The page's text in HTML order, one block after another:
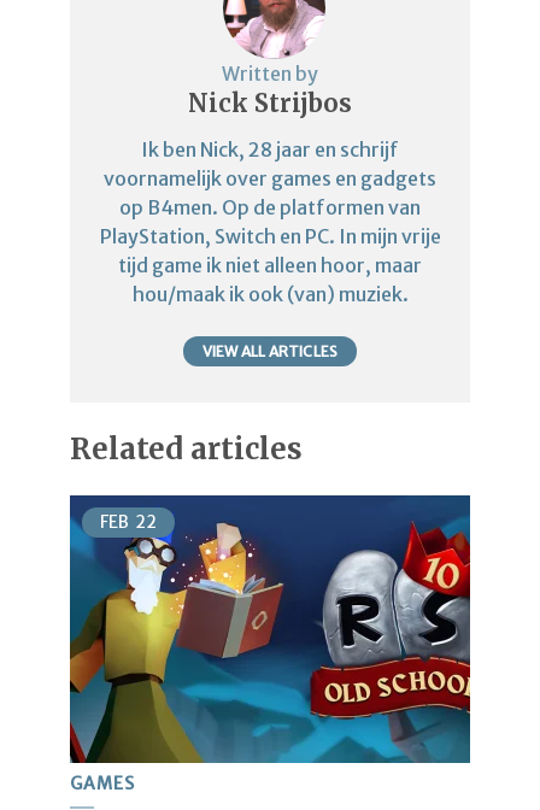
Written by
Nick Strijbos
Ik ben Nick, 28 jaar en schrijf
voornamelijk over games en gadgets
op B4men. Op de platformen van
PlayStation, Switch en PC. In mijn vrije
tijd game ik niet alleen hoor, maar
hou/maak ik ook (van) muziek.
VIEW ALL ARTICLES
Related articles
FEB 22
GAMES